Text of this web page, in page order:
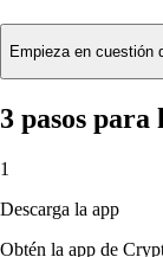
Empieza en cuestión
3 pasos
1
Descarga la app
Obtén la app de